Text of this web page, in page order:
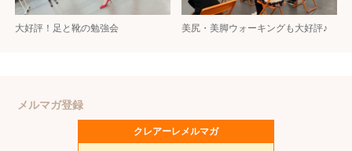
大好評！足と靴の勉強会 美尻・美脚ウォーキングも大好評♪
メルマガ登録
クレアーレメルマガ